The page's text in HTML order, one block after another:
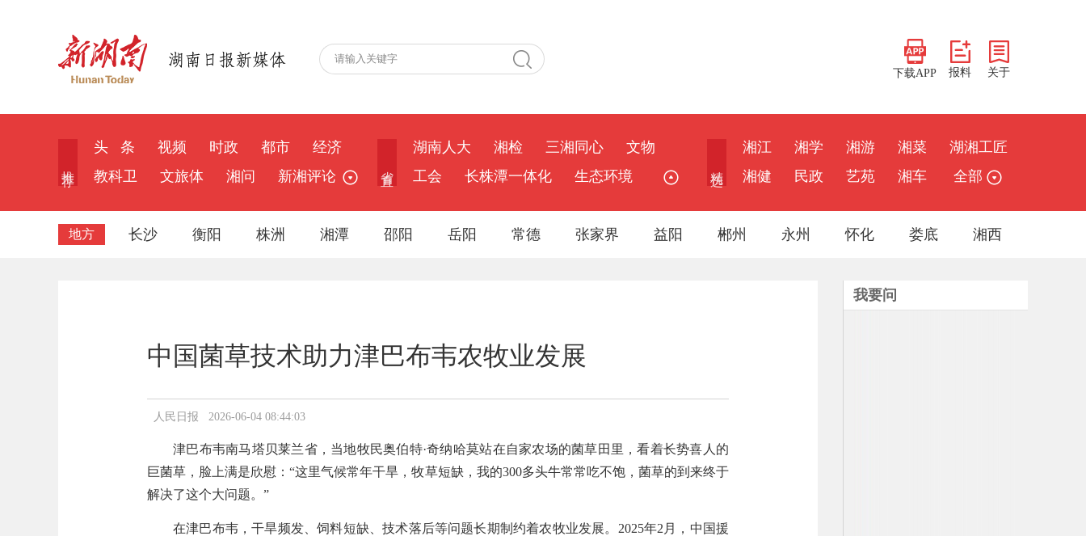
下载APP 报料 关于
头 条 视频 时政 都市
经济
教科卫
文旅体 湘问 新湘评论
湖南人大 湘检 三湘同心
文物
工会
长株潭一体化 生态环境
湘江 湘学 湘游 湘菜
湖湘工匠
湘健
民政 艺苑 湘车 全部
地方 长沙 衡阳 株洲 湘潭 邵阳 岳阳 常德 张家界 益阳 郴州 永州 怀化 娄底 湘西
中国菌草技术助力津巴布韦农牧业发展
人民日报 2026-06-04 08:44:03
津巴布韦南马塔贝莱兰省，当地牧民奥伯特·奇纳哈莫站在自家农场的菌草田里，看着长势喜人的
巨菌草，脸上满是欣慰：“这里气候常年干旱，牧草短缺，我的300多头牛常常吃不饱，菌草的到来终于
解决了这个大问题。”
在津巴布韦，干旱频发、饲料短缺、技术落后等问题长期制约着农牧业发展。2025年2月，中国援
我要问